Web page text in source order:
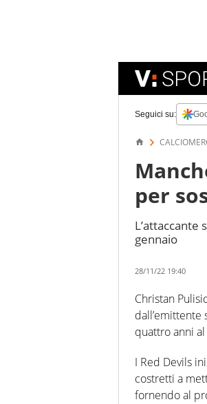
Seguici su:
per
L’attaccante
gennaio
28/11/22 19:40
Christan
quattro anni
I Red Devils
costretti a
fornendo al